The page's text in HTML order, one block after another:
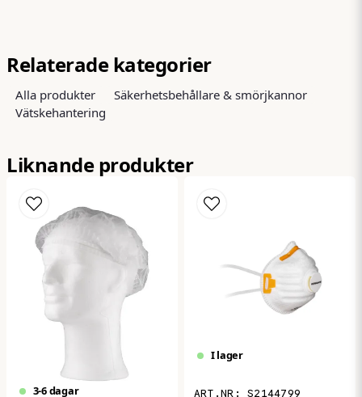
Mejladress
Ja, ni får publicera min fråga
Relaterade kategorier
Alla produkter
Säkerhetsbehållare & smörjkannor
Vätskehantering
Liknande produkter
3-6 dagar
I lager
S2144799